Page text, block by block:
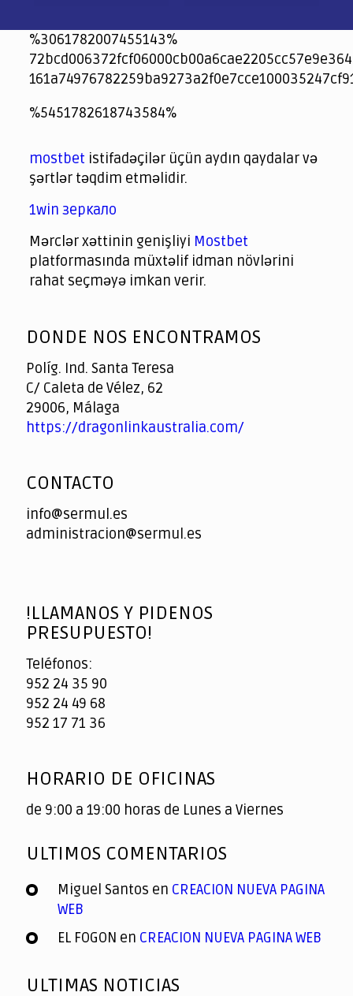
%3061782007455143%
jeetcity
1xbet
jeet city casino
%5451782618743584%
spintiger
Avabet
Spinrise
Crown Green
Crowngreen casino login
슈가 러쉬1000 슬롯
crazy time casino online
1xcasinozambia.com
codingworldnews.com
parimatch.kr
winorio
winorio casino
winorio
mostbet istifadəçilər üçün aydın qaydalar və
şərtlər təqdim etməlidir.
1win зеркало
Mərclər xəttinin genişliyi Mostbet
platformasında müxtəlif idman növlərini
rahat seçməyə imkan verir.
of
DONDE NOS ENCONTRAMOS
Políg. Ind. Santa Teresa
C/ Caleta de Vélez, 62
29006, Málaga
https://dragonlinkaustralia.com/
CONTACTO
info@sermul.es
administracion@sermul.es
!LLAMANOS Y PIDENOS
PRESUPUESTO!
Teléfonos:
952 24 35 90
952 24 49 68
952 17 71 36
HORARIO DE OFICINAS
de 9:00 a 19:00 horas de Lunes a Viernes
ULTIMOS COMENTARIOS
Miguel Santos en CREACION NUEVA PAGINA
WEB
EL FOGON en CREACION NUEVA PAGINA WEB
ULTIMAS NOTICIAS